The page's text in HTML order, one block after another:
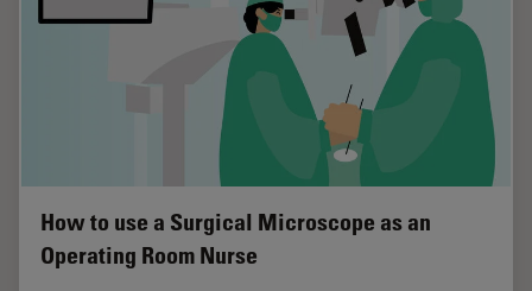
How to use a Surgical Microscope as an
Operating Room Nurse